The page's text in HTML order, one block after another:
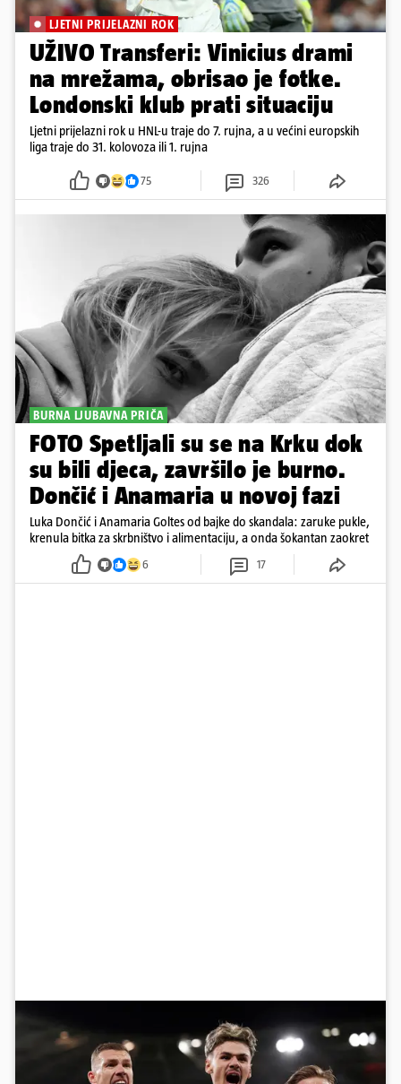
LJETNI PRIJELAZNI ROK
UŽIVO Transferi: Vinicius drami
na mrežama, obrisao je fotke.
Londonski klub prati situaciju
Ljetni prijelazni rok u HNL-u traje do 7. rujna, a u većini europskih
liga traje do 31. kolovoza ili 1. rujna
75 326
BURNA LJUBAVNA PRIČA
FOTO Spetljali su se na Krku dok
su bili djeca, završilo je burno.
Dončić i Anamaria u novoj fazi
Luka Dončić i Anamaria Goltes od bajke do skandala: zaruke pukle,
krenula bitka za skrbništvo i alimentaciju, a onda šokantan zaokret
6 17